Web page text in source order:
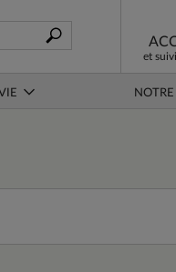
et
NOTRE